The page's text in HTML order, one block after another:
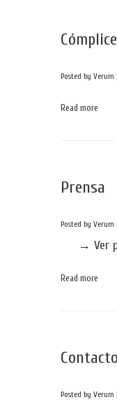
Posted by Verum
Read more
Prensa
Posted by Verum
→ Ver
Read more
Contacto
Posted by